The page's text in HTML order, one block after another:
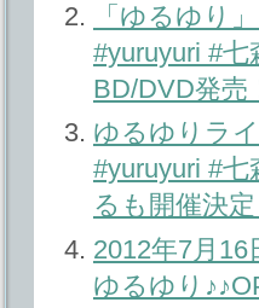
「ゆるゆり
#yuruyuri #
BD/DVD発売
ゆるゆりラ
#yuruyuri #
るも開催決定
2012年7月
ゆるゆり